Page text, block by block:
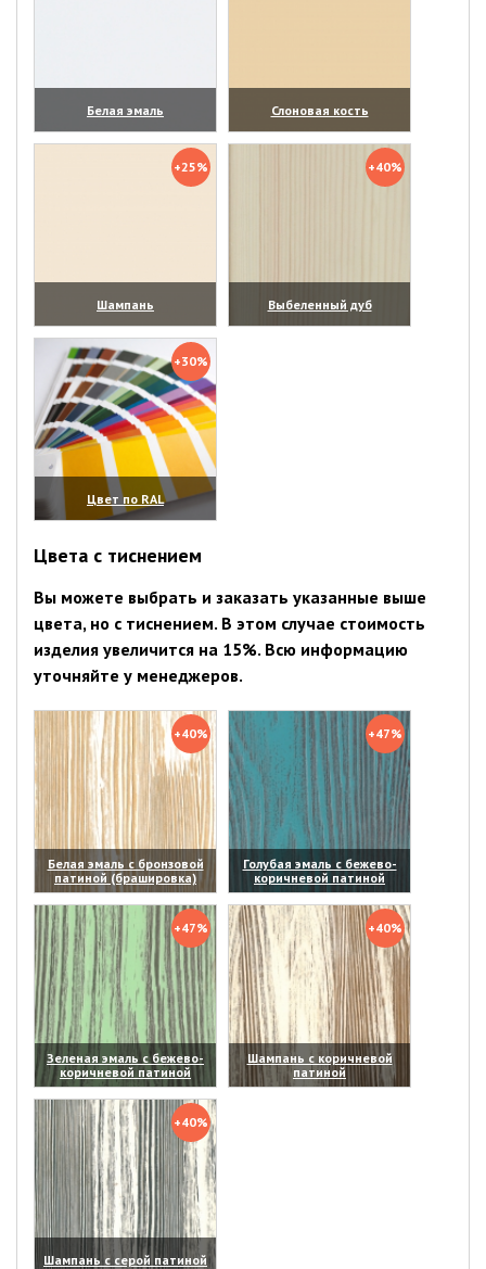
Белая эмаль
(увеличить)
Слоновая кость
(увеличить)
+25%
Шампань
(увеличить)
+40%
Выбеленный дуб
(увеличить)
+30%
Цвет по RAL
(увеличить)
Цвета с тиснением
Вы можете выбрать и заказать указанные выше
цвета, но с тиснением. В этом случае стоимость
изделия увеличится на 15%. Всю информацию
уточняйте у менеджеров.
+40%
Белая эмаль с бронзовой
патиной (брашировка)
(увеличить)
+47%
Голубая эмаль с бежево-
коричневой патиной
(увеличить)
+47%
Зеленая эмаль с бежево-
коричневой патиной
(увеличить)
+40%
Шампань с коричневой
патиной
(увеличить)
+40%
Шампань с серой патиной